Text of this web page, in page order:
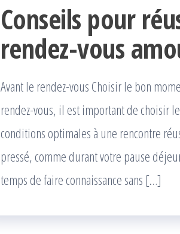
Conseils pour
rendez-vous
Avant le rendez-vous Choisir le bon
rendez-vous, il est important de choisir
conditions optimales à une rencontre
pressé, comme durant votre pause
temps de faire connaissance sans […]